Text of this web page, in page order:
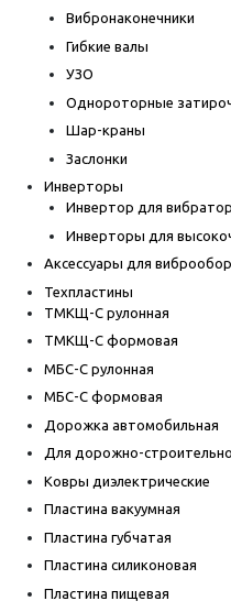
Вибронаконечники
Гибкие валы
УЗО
Однороторные
Шар-краны
Заслонки
Инверторы
Инвертор для
Инверторы для
Аксессуары для
Техпластины
ТМКЩ-С рулонная
ТМКЩ-С формовая
МБС-С рулонная
МБС-С формовая
Дорожка автомобильная
Для дорожно-
Ковры диэлектрические
Пластина вакуумная
Пластина губчатая
Пластина силиконовая
Пластина пищевая